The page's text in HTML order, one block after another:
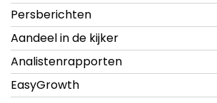
Persberichten
Aandeel in de kijker
Analistenrapporten
EasyGrowth